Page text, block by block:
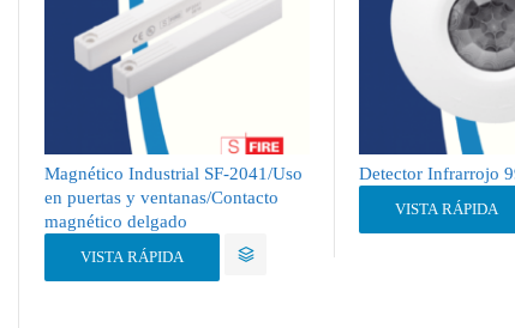
Magnético Industrial SF-2041/Uso
en puertas y ventanas/Contacto
magnético delgado
VISTA RÁPIDA
Detector Infrarrojo
VISTA RÁPIDA